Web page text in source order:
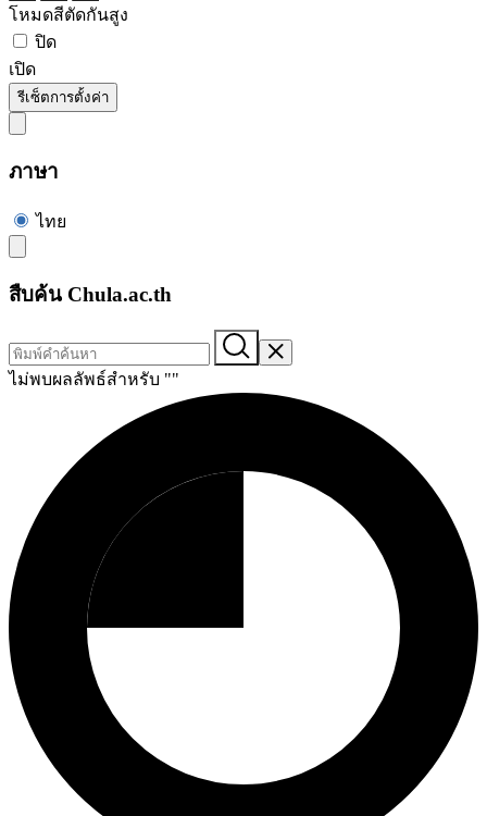
โหมดสีตัดกันสูง
ปิด
เปิด
รีเซ็ตการตั้งค่า
ภาษา
ไทย
สืบค้น Chula.ac.th
ไม่พบผลลัพธ์สำหรับ ""